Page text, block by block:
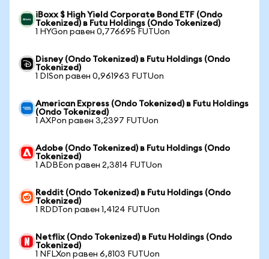
iBoxx $ High Yield Corporate Bond ETF (Ondo
Tokenized) в Futu Holdings (Ondo Tokenized)
1 HYGon равен 0,776695 FUTUon
Disney (Ondo Tokenized) в Futu Holdings (Ondo
Tokenized)
1 DISon равен 0,961963 FUTUon
American Express (Ondo Tokenized) в Futu Holdings
(Ondo Tokenized)
1 AXPon равен 3,2397 FUTUon
Adobe (Ondo Tokenized) в Futu Holdings (Ondo
Tokenized)
1 ADBEon равен 2,3814 FUTUon
Reddit (Ondo Tokenized) в Futu Holdings (Ondo
Tokenized)
1 RDDTon равен 1,4124 FUTUon
Netflix (Ondo Tokenized) в Futu Holdings (Ondo
Tokenized)
1 NFLXon равен 6,8103 FUTUon